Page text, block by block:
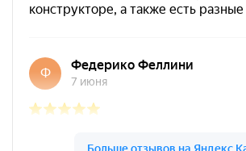
Спиртовая краска